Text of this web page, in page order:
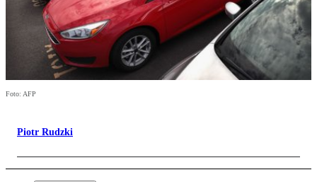
Foto: AFP
Piotr Rudzki